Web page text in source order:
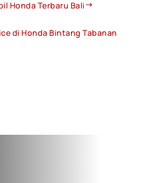
Honda Terbaru Bali
di Honda Bintang Tabanan